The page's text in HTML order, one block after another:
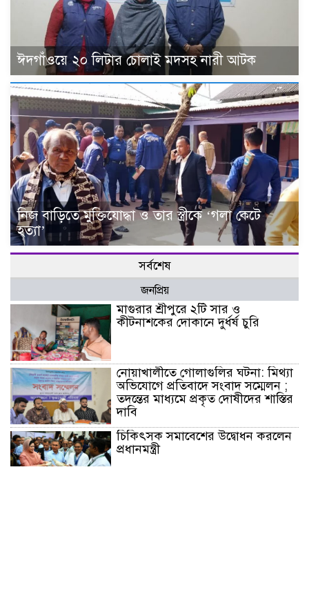
ঈদগাঁওয়ে ২০ লিটার চোলাই মদসহ নারী আটক
নিজ বাড়িতে মুক্তিযোদ্ধা ও তার স্ত্রীকে ‘গলা কেটে
হত্যা’
সর্বশেষ
জনপ্রিয়
মাগুরার শ্রীপুরে ২টি সার ও
কীটনাশকের দোকানে দুর্ধর্ষ চুরি
নোয়াখালীতে গোলাগুলির ঘটনা: মিথ্যা
অভিযোগে প্রতিবাদে সংবাদ সম্মেলন ;
তদন্তের মাধ্যমে প্রকৃত দোষীদের শাস্তির
দাবি
চিকিৎসক সমাবেশের উদ্বোধন করলেন
প্রধানমন্ত্রী